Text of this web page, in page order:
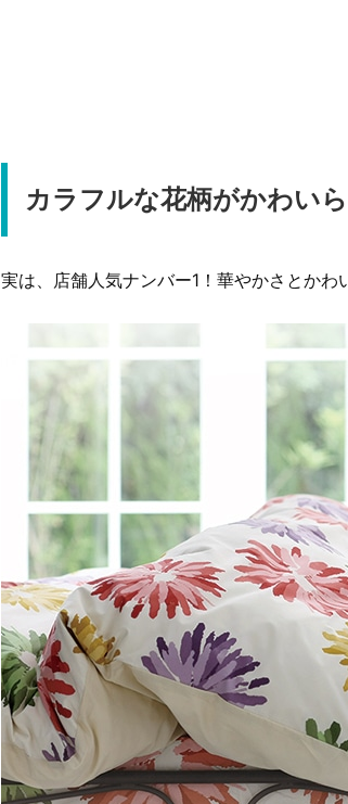
カラフルな花柄がかわい
実は、店舗人気ナンバー1！華やかさとかわ